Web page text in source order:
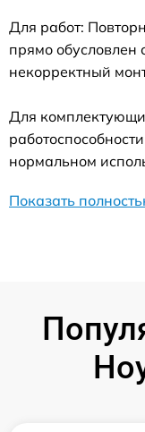
Для работ:
прямо
некорректный
Для
нормальном
Показать